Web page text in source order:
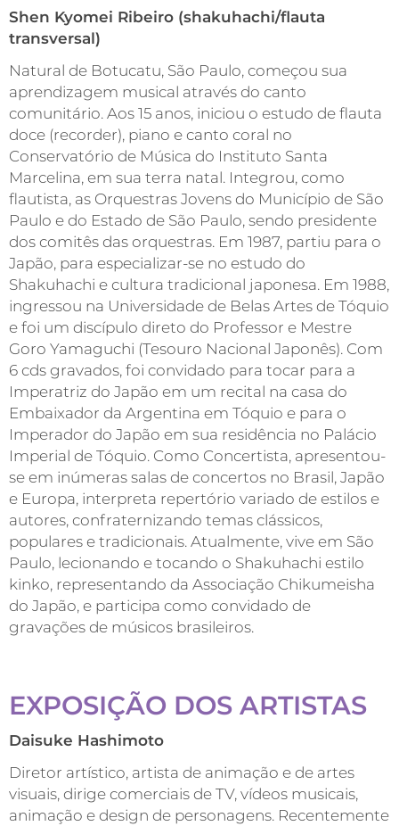
Shen Kyomei Ribeiro (shakuhachi/flauta
transversal)
Natural de Botucatu, São Paulo, começou sua
aprendizagem musical através do canto
comunitário. Aos 15 anos, iniciou o estudo de flauta
doce (recorder), piano e canto coral no
Conservatório de Música do Instituto Santa
Marcelina, em sua terra natal. Integrou, como
flautista, as Orquestras Jovens do Município de São
Paulo e do Estado de São Paulo, sendo presidente
dos comitês das orquestras. Em 1987, partiu para o
Japão, para especializar-se no estudo do
Shakuhachi e cultura tradicional japonesa. Em 1988,
ingressou na Universidade de Belas Artes de Tóquio
e foi um discípulo direto do Professor e Mestre
Goro Yamaguchi (Tesouro Nacional Japonês). Com
6 cds gravados, foi convidado para tocar para a
Imperatriz do Japão em um recital na casa do
Embaixador da Argentina em Tóquio e para o
Imperador do Japão em sua residência no Palácio
Imperial de Tóquio. Como Concertista, apresentou-
se em inúmeras salas de concertos no Brasil, Japão
e Europa, interpreta repertório variado de estilos e
autores, confraternizando temas clássicos,
populares e tradicionais. Atualmente, vive em São
Paulo, lecionando e tocando o Shakuhachi estilo
kinko, representando da Associação Chikumeisha
do Japão, e participa como convidado de
gravações de músicos brasileiros.
EXPOSIÇÃO DOS ARTISTAS
Daisuke Hashimoto
Diretor artístico, artista de animação e de artes
visuais, dirige comerciais de TV, vídeos musicais,
animação e design de personagens. Recentemente